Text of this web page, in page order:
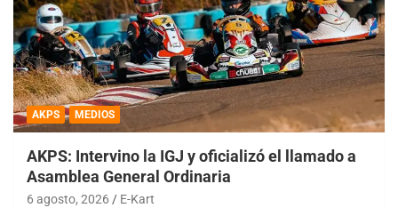
AKPS MEDIOS
AKPS: Intervino la IGJ y oficializó el llamado a
Asamblea General Ordinaria
6 agosto, 2026 E-Kart